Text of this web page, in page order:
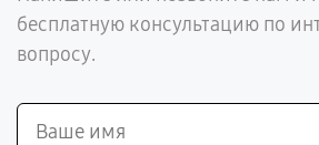
бесплатную консультацию по
вопросу.